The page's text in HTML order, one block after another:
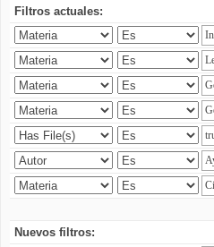
Filtros actuales:
Nuevos filtros: